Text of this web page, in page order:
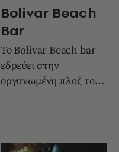
Bolivar Beach
Bar
Το Bolivar Beach bar
εδρεύει στην
οργανωμένη πλαζ του